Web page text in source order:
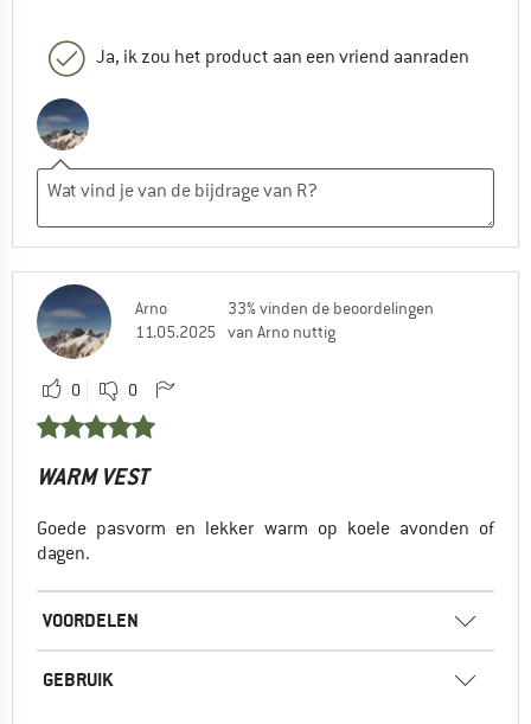
Ja, ik zou het product aan een vriend aanraden
Arno
11.05.2025
33% vinden de beoordelingen
van Arno nuttig
0 0
WARM VEST
Goede pasvorm en lekker warm op koele avonden of
dagen.
VOORDELEN
GEBRUIK